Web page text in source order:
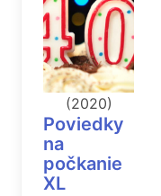
(2020)
Poviedky
na
počkanie
XL